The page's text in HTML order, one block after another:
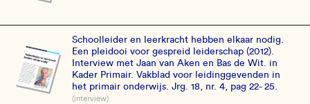
Schoolleider en leerkracht hebben elkaar nodig.
Een pleidooi voor gespreid leiderschap (2012).
Interview met Jaan van Aken en Bas de Wit. in
Kader Primair. Vakblad voor leidinggevenden in
het primair onderwijs. Jrg. 18, nr. 4, pag 22- 25.
(interview)